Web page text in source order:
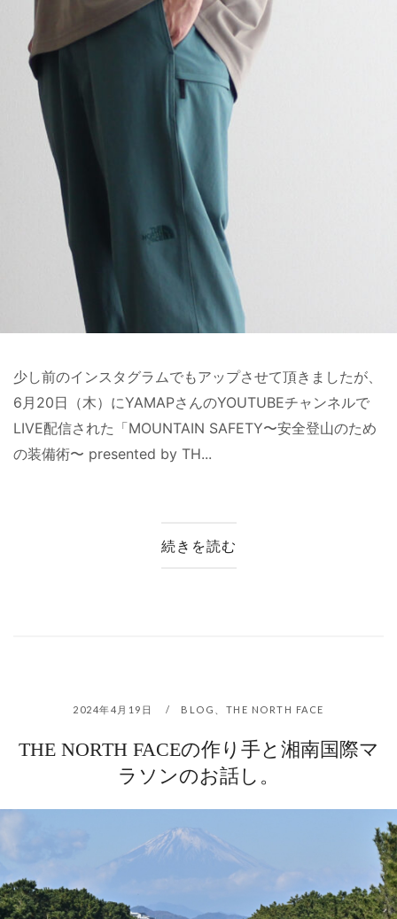
少し前のインスタグラムでもアップさせて頂きましたが、
6月20日（木）にYAMAPさんのYOUTUBEチャンネルで
LIVE配信された「MOUNTAIN SAFETY〜安全登山のため
の装備術〜 presented by TH...
続きを読む
2024年4月19日 BLOG THE NORTH FACE
THE NORTH FACEの作り手と湘南国際マ
ラソンのお話し。